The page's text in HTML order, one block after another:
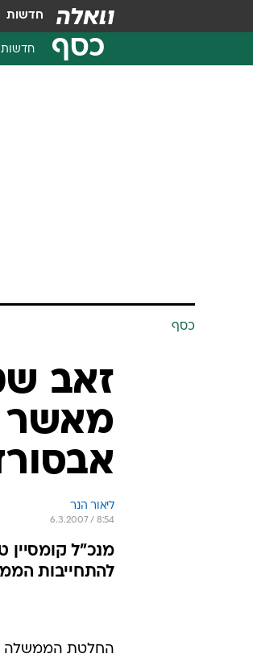
חדשות
כסף חדשות
כסף
זאב
מאשר
ליאור הנר
6.3.2007 / 8:54
מנכ"ל
להתחייבות
החלטת הממשלה